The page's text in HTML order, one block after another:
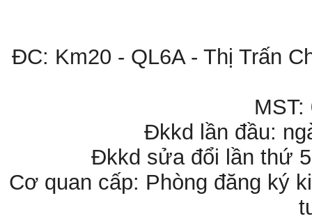
ĐC: Km20 - QL6A - Thị Trấn
MST:
Đkkd lần đầu:
Đkkd sửa đổi lần thứ
Cơ quan cấp: Phòng đăng ký